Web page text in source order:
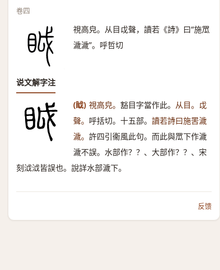
卷四
視高皃。从目戉聲，讀若《詩》曰“施罛
濊濊”。呼哲切
说文解字注
(眓) 視高皃。 豁目字當作此。 从目。戉
聲。 呼括切。十五部。 讀若詩曰施罟濊
濊。 許四引衞風此句。而此與罛下作濊
濊不誤。水部作？？、大部作？？、宋
刻泧泧皆誤也。說詳水部濊下。
反馈